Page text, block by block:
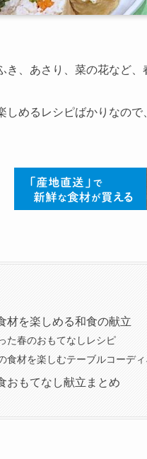
き、あさり、菜の花など
しめるレシピばかりなので
材を楽しめる和食の献立
た春のおもてなしレシピ
食材を楽しむテーブルコーディ
おもてなし献立まとめ